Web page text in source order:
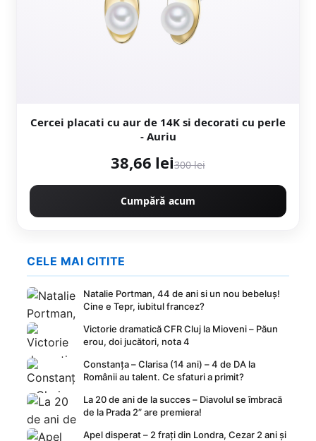
Cercei placati cu aur de 14K si decorati cu perle
- Auriu
38,66 lei300 lei
Cumpără acum
CELE MAI CITITE
Natalie Portman, 44 de ani si un nou bebeluș!
Cine e Tepr, iubitul francez?
Victorie dramatică CFR Cluj la Mioveni – Păun
erou, doi jucători, nota 4
Constanța – Clarisa (14 ani) – 4 de DA la
Românii au talent. Ce sfaturi a primit?
La 20 de ani de la succes – Diavolul se îmbracă
de la Prada 2” are premiera!
Apel disperat – 2 frați din Londra, Cezar 2 ani și